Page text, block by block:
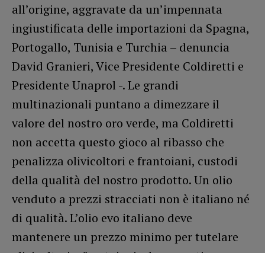
all’origine, aggravate da un’impennata
ingiustificata delle importazioni da Spagna,
Portogallo, Tunisia e Turchia – denuncia
David Granieri, Vice Presidente Coldiretti e
Presidente Unaprol -. Le grandi
multinazionali puntano a dimezzare il
valore del nostro oro verde, ma Coldiretti
non accetta questo gioco al ribasso che
penalizza olivicoltori e frantoiani, custodi
della qualità del nostro prodotto. Un olio
venduto a prezzi stracciati non è italiano né
di qualità. L’olio evo italiano deve
mantenere un prezzo minimo per tutelare